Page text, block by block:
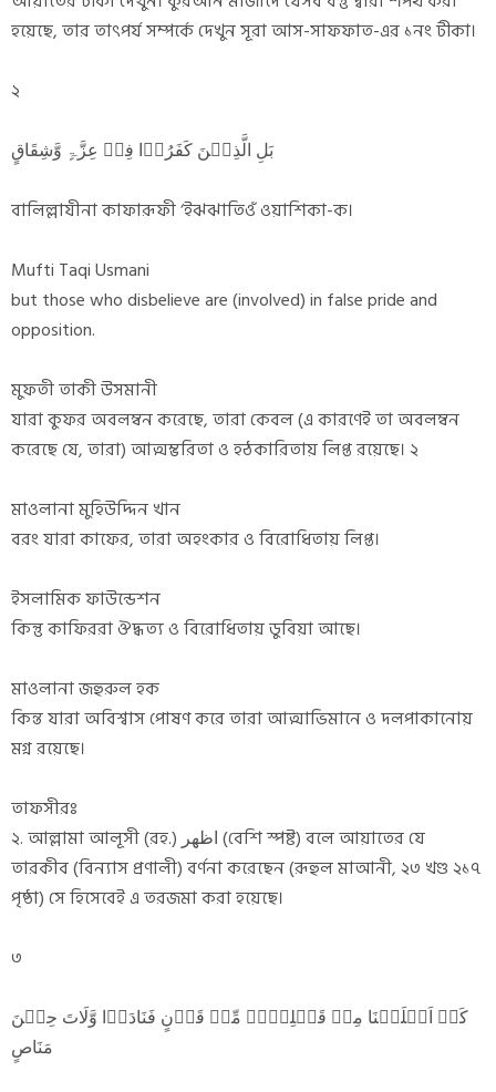
হয়েছে, তার তাৎপর্য সম্পর্কে দেখুন সূরা আস-সাফফাত-এর ১নং টীকা।
২
بَلِ الَّذِیۡنَ کَفَرُوۡا فِیۡ عِزَّۃٍ وَّشِقَاقٍ
বালিল্লাযীনা কাফারূফী ‘ইঝঝাতিওঁ ওয়াশিকা-ক।
Mufti Taqi Usmani
but those who disbelieve are (involved) in false pride and
opposition.
মুফতী তাকী উসমানী
যারা কুফর অবলম্বন করেছে, তারা কেবল (এ কারণেই তা অবলম্বন
করেছে যে, তারা) আত্মম্ভরিতা ও হঠকারিতায় লিপ্ত রয়েছে। ২
মাওলানা মুহিউদ্দিন খান
বরং যারা কাফের, তারা অহংকার ও বিরোধিতায় লিপ্ত।
ইসলামিক ফাউন্ডেশন
কিন্তু কাফিররা ঔদ্ধত্য ও বিরোধিতায় ডুবিয়া আছে।
মাওলানা জহুরুল হক
কিন্ত যারা অবিশ্বাস পোষণ করে তারা আ‌ত্মাভিমানে ও দলপাকানোয়
মগ্ন রয়েছে।
তাফসীরঃ
২. আল্লামা আলূসী (রহ.) اظهر (বেশি স্পষ্ট) বলে আয়াতের যে
তারকীব (বিন্যাস প্রণালী) বর্ণনা করেছেন (রূহুল মাআনী, ২৩ খণ্ড ২১৭
পৃষ্ঠা) সে হিসেবেই এ তরজমা করা হয়েছে।
৩
کَمۡ اَہۡلَکۡنَا مِنۡ قَبۡلِہِمۡ مِّنۡ قَرۡنٍ فَنَادَوۡا وَّلَاتَ حِیۡنَ
مَنَاصٍ